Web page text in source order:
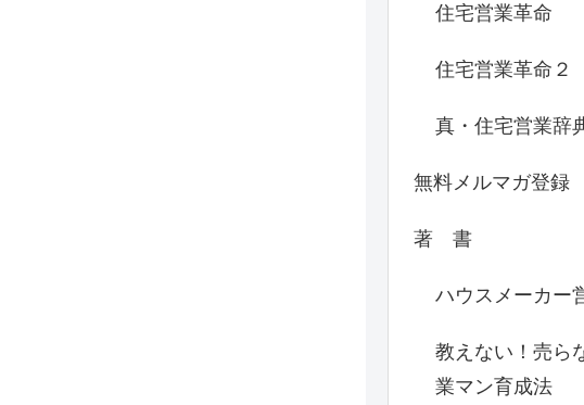
住宅営業革命
住宅営業革命２
真・住宅営業辞
無料メルマガ登録
著 書
ハウスメーカー
教えない！売ら
業マン育成法